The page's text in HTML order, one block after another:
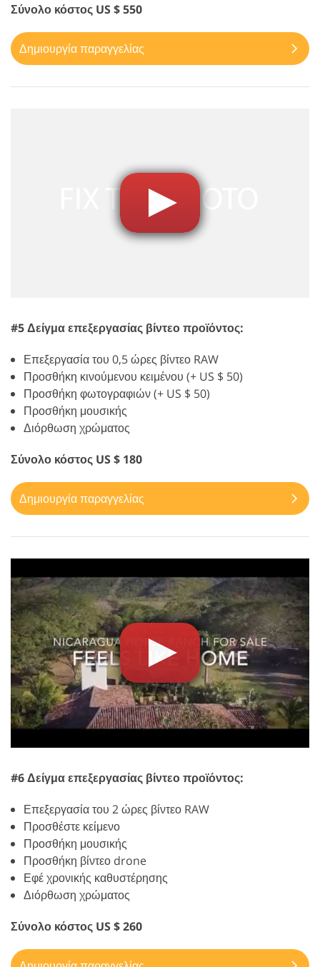
Σύνολο κόστος US $ 550
Δημιουργία παραγγελίας
#5 Δείγμα επεξεργασίας βίντεο προϊόντος:
Επεξεργασία του 0,5 ώρες βίντεο RAW
Προσθήκη κινούμενου κειμένου (+ US $ 50)
Προσθήκη φωτογραφιών (+ US $ 50)
Προσθήκη μουσικής
Διόρθωση χρώματος
Σύνολο κόστος US $ 180
Δημιουργία παραγγελίας
#6 Δείγμα επεξεργασίας βίντεο προϊόντος:
Επεξεργασία του 2 ώρες βίντεο RAW
Προσθέστε κείμενο
Προσθήκη μουσικής
Προσθήκη βίντεο drone
Εφέ χρονικής καθυστέρησης
Διόρθωση χρώματος
Σύνολο κόστος US $ 260